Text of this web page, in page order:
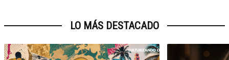
LO MÁS DESTACADO